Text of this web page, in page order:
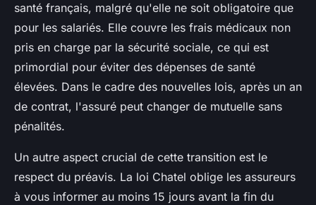
santé français, malgré qu'elle ne soit obligatoire que
pour les salariés. Elle couvre les frais médicaux non
pris en charge par la sécurité sociale, ce qui est
primordial pour éviter des dépenses de santé
élevées. Dans le cadre des nouvelles lois, après un an
de contrat, l'assuré peut changer de mutuelle sans
pénalités.
Un autre aspect crucial de cette transition est le
respect du préavis. La loi Chatel oblige les assureurs
à vous informer au moins 15 jours avant la fin du